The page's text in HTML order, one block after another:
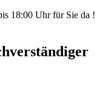
18:00 Uhr für Sie da !